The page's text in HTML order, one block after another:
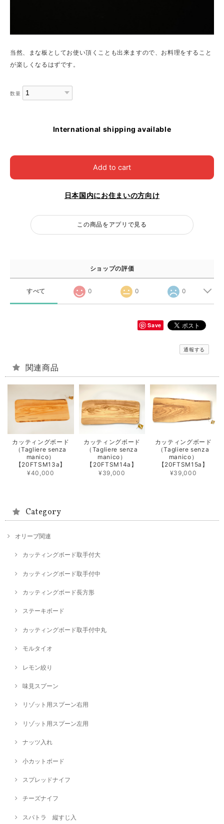
当然、まな板としてお使い頂くことも出来ますので、お料理をすること
が楽しくなるはずです。
数量
International shipping available
Add to cart
日本国内にお住まいの方向け
この商品をアプリで見る
ショップの評価
すべて 0 0 0
Save
通報する
関連商品
カッティングボード
（Tagliere senza
manico）
【20FTSM13a】
¥40,000
カッティングボード
（Tagliere senza
manico）
【20FTSM14a】
¥39,000
カッティングボード
（Tagliere senza
manico）
【20FTSM15a】
¥39,000
Category
オリーブ関連
カッティングボード取手付大
カッティングボード取手付中
カッティングボード長方形
ステーキボード
カッティングボード取手付中丸
モルタイオ
レモン絞り
味見スプーン
リゾット用スプーン右用
リゾット用スプーン左用
ナッツ入れ
小カットボード
スプレッドナイフ
チーズナイフ
スパトラ 縦すじ入